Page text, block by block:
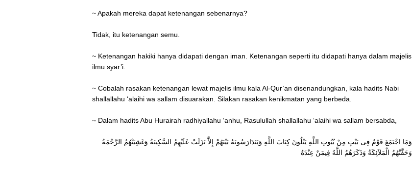
~ Apakah mereka dapat ketenangan sebenarnya?
Tidak, itu ketenangan semu.
~ Ketenangan hakiki hanya didapati dengan iman. Ketenangan seperti itu didapati hanya dalam majelis
ilmu syar’i.
~ Cobalah rasakan ketenangan lewat majelis ilmu kala Al-Qur’an disenandungkan, kala hadits Nabi
shallallahu ‘alaihi wa sallam disuarakan. Silakan rasakan kenikmatan yang berbeda.
~ Dalam hadits Abu Hurairah radhiyallahu ‘anhu, Rasulullah shallallahu ‘alaihi wa sallam bersabda,
وَمَا اجْتَمَعَ قَوْمٌ فِى بَيْتٍ مِنْ بُيُوتِ اللَّهِ يَتْلُونَ كِتَابَ اللَّهِ وَيَتَدَارَسُونَهُ بَيْنَهُمْ إِلاَّ نَزَلَتْ عَلَيْهِمُ السَّكِينَةُ وَغَشِيَتْهُمُ الرَّحْمَةُ
وَحَفَّتْهُمُ الْمَلاَئِكَةُ وَذَكَرَهُمُ اللَّهُ فِيمَنْ عِنْدَهُ